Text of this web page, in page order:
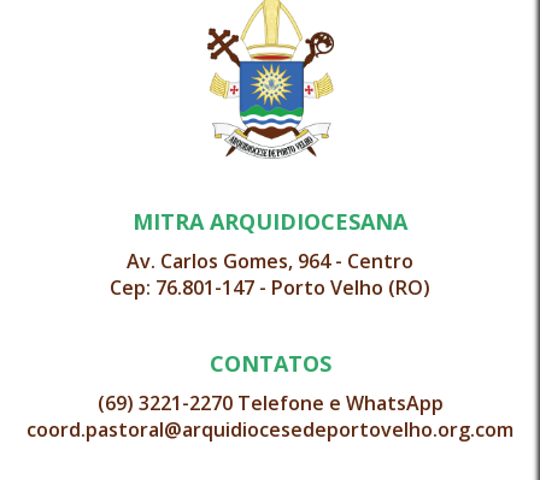
MITRA ARQUIDIOCESANA
Av. Carlos Gomes, 964 - Centro
Cep: 76.801-147 - Porto Velho (RO)
CONTATOS
(69) 3221-2270 Telefone e WhatsApp
coord.pastoral@arquidiocesedeportovelho.org.com